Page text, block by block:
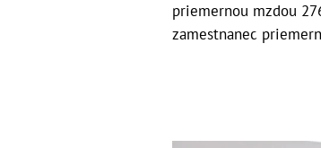
priemernou mzdou
zamestnanec